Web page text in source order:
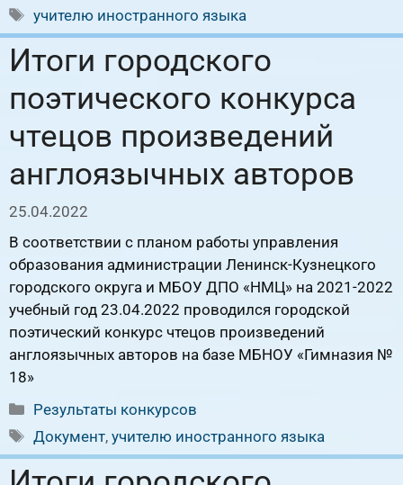
Метки
учителю иностранного языка
Итоги городского
поэтического конкурса
чтецов произведений
англоязычных авторов
25.04.2022
В соответствии с планом работы управления
образования администрации Ленинск-Кузнецкого
городского округа и МБОУ ДПО «НМЦ» на 2021-2022
учебный год 23.04.2022 проводился городской
поэтический конкурс чтецов произведений
англоязычных авторов на базе МБНОУ «Гимназия №
18»
Рубрики
Результаты конкурсов
Метки
Документ,учителю иностранного языка